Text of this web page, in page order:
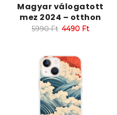
Magyar válogatott
mez 2024 – otthon
5990Ft 4490 Ft